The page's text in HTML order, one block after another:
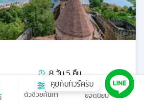
ตัวช่วยค้นหา
เรียงตาม
เริ่มต้น57,990 ดูรายละเอียด
รหัส24715
คุยกับทัวร์ครับ